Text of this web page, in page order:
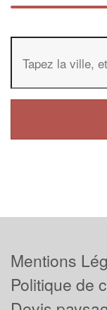
Mentions
Politique de